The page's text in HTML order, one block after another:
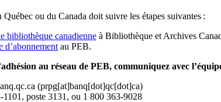
ou du Canada doit suivre les étapes suivantes :
bibliothèque canadienne à Bibliothèque et Archives
d’abonnement au PEB.
au réseau de PEB, communiquez avec
(prpg[at]banq[dot]qc[dot]ca)
1101, poste 3131, ou 1 800 363-9028